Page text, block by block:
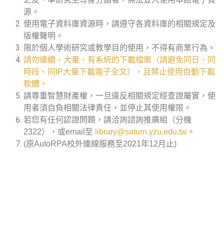
源。
使用電子資料庫資源時，請遵守各資料庫的相關規定及
版權聲明。
限於個人學術研究或教學目的使用，不得有商業行為。
請勿連續、大量、有系統的下載檔案（請避免同日、同
時段、同IP大量下載電子全文），且禁止使用自動下載
軟體。
請尊重智慧財產權，一旦違反相關規定經查證屬實，使
用者須自負相關法律責任，並停止其使用權限。
若您有任何認證問題，請洽詢諮詢推廣組（分機
2322），或email至 library@saturn.yzu.edu.tw 。
(原AutoRPA校外連線服務至2021年12月止)